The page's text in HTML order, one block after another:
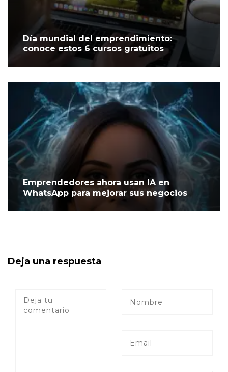
Día mundial del emprendimiento:
conoce estos 6 cursos gratuitos
Emprendedores ahora usan IA en
WhatsApp para mejorar sus negocios
Deja una respuesta